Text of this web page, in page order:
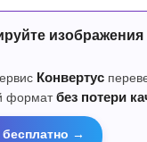
изображения
Конвертус
формат без потери
→